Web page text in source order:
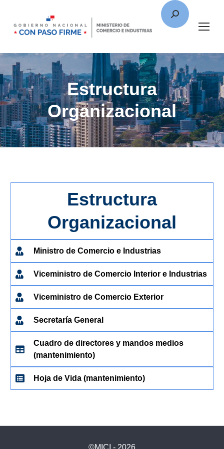
Estructura
Organizacional
Estructura
Organizacional
Ministro de Comercio e Industrias
Viceministro de Comercio Interior e Industrias
Viceministro de Comercio Exterior
Secretaría General
Cuadro de directores y mandos medios
(mantenimiento)
Hoja de Vida (mantenimiento)
©MICI - 2026